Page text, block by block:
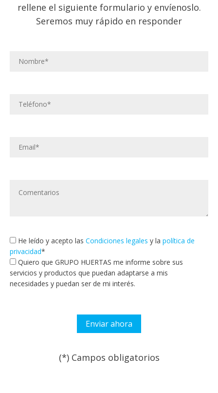
rellene el siguiente formulario y envíenoslo.
Seremos muy rápido en responder
He leído y acepto las Condiciones legales y la política de
privacidad*
Quiero que GRUPO HUERTAS me informe sobre sus
servicios y productos que puedan adaptarse a mis
necesidades y puedan ser de mi interés.
(*) Campos obligatorios